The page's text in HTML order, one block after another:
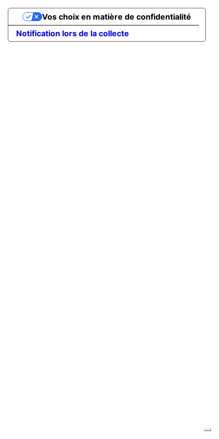
Notification lors de la collecte
Vos choix en matière de confidentialité